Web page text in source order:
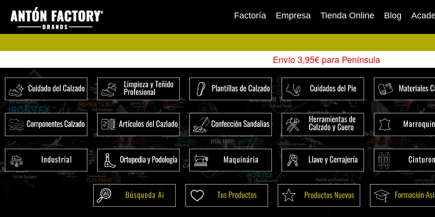
contenido
Factoría Empresa Tienda Online Blog
Envío 3,95€ para Península